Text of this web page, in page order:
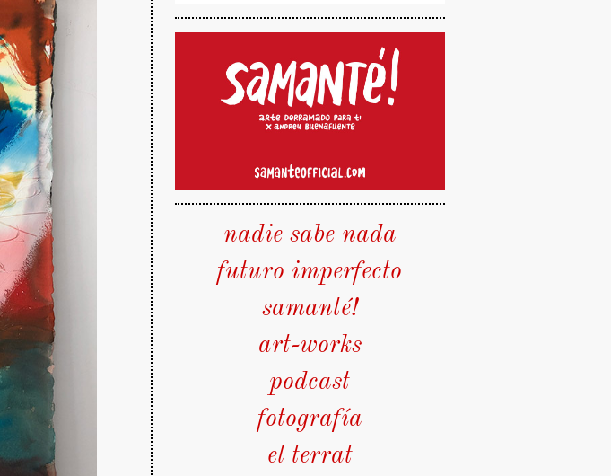
nadie sabe nada
futuro imperfecto
samanté!
art-works
podcast
fotografía
el terrat